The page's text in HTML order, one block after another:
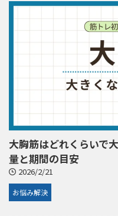
大胸筋はどれくらいで
量と期間の目安
2026/2/21
お悩み解決